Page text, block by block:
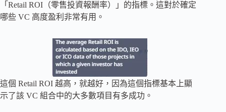
「Retail ROI（零售投資報酬率）」的指標。這對於確定
哪些 VC 高度盈利非常有用。
這個 Retail ROI 越高，就越好，因為這個指標基本上顯
示了該 VC 組合中的大多數項目有多成功。